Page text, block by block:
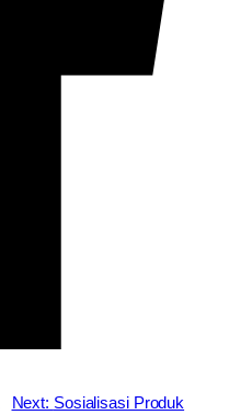
Next: Sosialisasi Produk